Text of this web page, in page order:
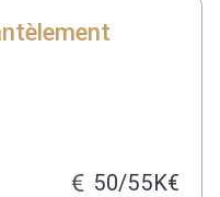
50/55K€